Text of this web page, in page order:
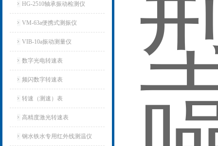
HG-2510轴承振动检测仪
VM-63a便携式测振仪
VIB-10a振动测量仪
数字光电转速表
频闪数字转速表
转速（测速）表
高精度激光转速表
钢水铁水专用红外线测温仪